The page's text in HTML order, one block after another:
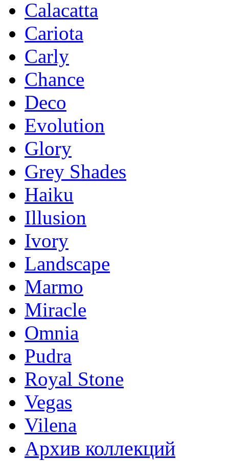
Calacatta
Cariota
Carly
Chance
Deco
Evolution
Glory
Grey Shades
Haiku
Illusion
Ivory
Landscape
Marmo
Miracle
Omnia
Pudra
Royal Stone
Vegas
Vilena
Архив коллекций